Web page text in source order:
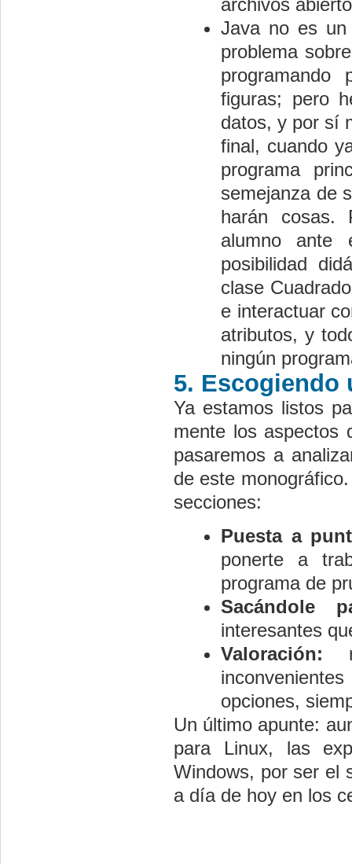
archivos
Java no es un
problema
programando
figuras; pero
datos, y por sí
final, cuando
programa
semejanza de
harán cosas.
alumno ante
posibilidad
clase
e interactuar
atributos, y
ningún
5. Escogiendo
Ya estamos listos
mente los aspectos
pasaremos a
de este
secciones:
Puesta a
ponerte a
programa de
Sacándole
interesantes
Valoración:
opciones,
Un último apunte:
para Linux, las
Windows, por ser el
a día de hoy en los